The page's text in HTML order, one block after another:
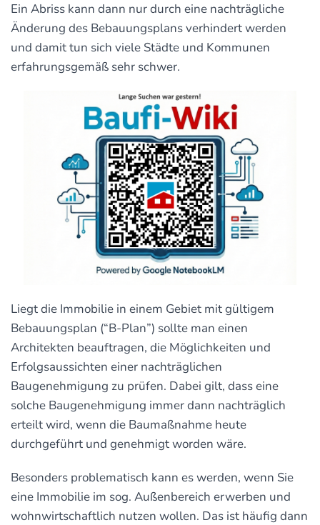
Ein Abriss kann dann nur durch eine nachträgliche
Änderung des Bebauungsplans verhindert werden
und damit tun sich viele Städte und Kommunen
erfahrungsgemäß sehr schwer.
Liegt die Immobilie in einem Gebiet mit gültigem
Bebauungsplan (“B-Plan”) sollte man einen
Architekten beauftragen, die Möglichkeiten und
Erfolgsaussichten einer nachträglichen
Baugenehmigung zu prüfen. Dabei gilt, dass eine
solche Baugenehmigung immer dann nachträglich
erteilt wird, wenn die Baumaßnahme heute
durchgeführt und genehmigt worden wäre.
Besonders problematisch kann es werden, wenn Sie
eine Immobilie im sog. Außenbereich erwerben und
wohnwirtschaftlich nutzen wollen. Das ist häufig dann